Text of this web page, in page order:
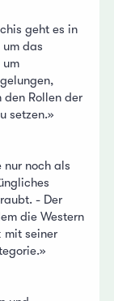
geht es in
das
um
Rollen der
setzen.»
noch als
- Der
die Western
mit seiner